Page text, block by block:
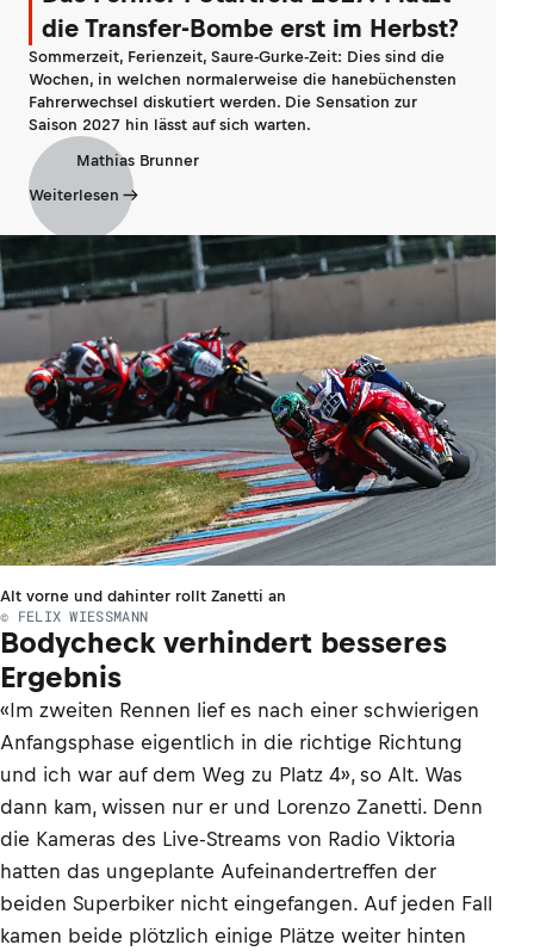
die Transfer-Bombe erst im Herbst?
Sommerzeit, Ferienzeit, Saure-Gurke-Zeit: Dies sind die
Wochen, in welchen normalerweise die hanebüchensten
Fahrerwechsel diskutiert werden. Die Sensation zur
Saison 2027 hin lässt auf sich warten.
Mathias Brunner
Weiterlesen
Alt vorne und dahinter rollt Zanetti an
© FELIX WIESSMANN
Bodycheck verhindert besseres
Ergebnis
«Im zweiten Rennen lief es nach einer schwierigen
Anfangsphase eigentlich in die richtige Richtung
und ich war auf dem Weg zu Platz 4», so Alt. Was
dann kam, wissen nur er und Lorenzo Zanetti. Denn
die Kameras des Live-Streams von Radio Viktoria
hatten das ungeplante Aufeinandertreffen der
beiden Superbiker nicht eingefangen. Auf jeden Fall
kamen beide plötzlich einige Plätze weiter hinten